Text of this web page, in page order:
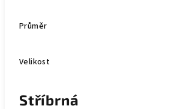
Průměr
Velikost
Stříbrná